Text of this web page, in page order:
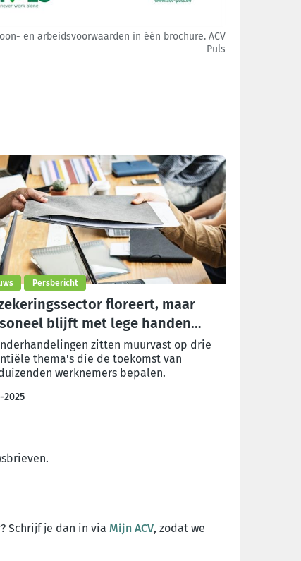
en arbeidsvoorwaarden in één brochure. ACV
Puls
Persbericht
floreert, maar
blijft met lege handen
zitten muurvast op drie
thema's die de toekomst van
werknemers bepalen.
2025
Schrijf je dan in via Mijn ACV, zodat we